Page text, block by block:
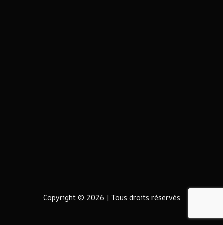
Copyright © 2026 | Tous droits réservés